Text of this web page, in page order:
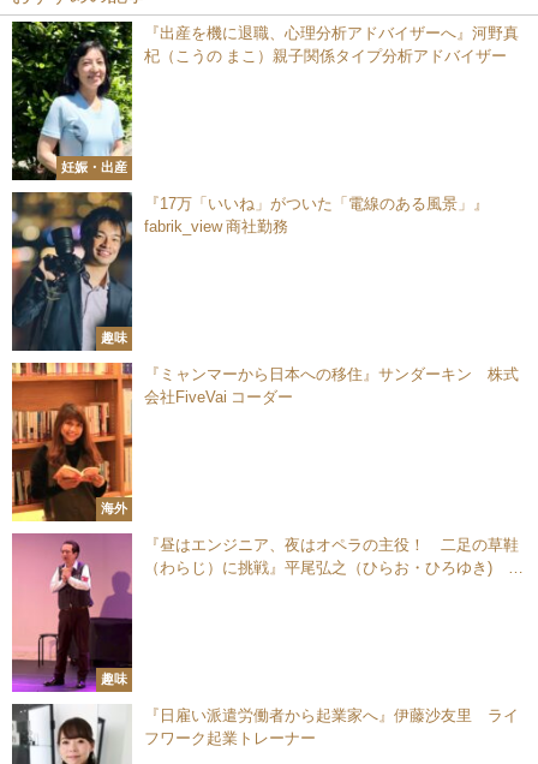
妊娠・出産
『出産を機に退職、心理分析アドバイザーへ』河野真
杞（こうの まこ）親子関係タイプ分析アドバイザー
趣味
『17万「いいね」がついた「電線のある風景」』
fabrik_view 商社勤務
海外
『ミャンマーから日本への移住』サンダーキン 株式
会社FiveVai コーダー
趣味
『昼はエンジニア、夜はオペラの主役！ 二足の草鞋
（わらじ）に挑戦』平尾弘之（ひらお・ひろゆき) 株
『日雇い派遣労働者から起業家へ』伊藤沙友里 ライ
フワーク起業トレーナー